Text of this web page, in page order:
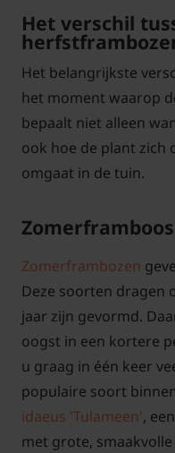
Het verschil
Het belangrijkste
het moment waarop
bepaalt niet alleen
ook hoe de plant zich
omgaat in de tuin.
Zomerframboos
Zomerframbozen
Deze soorten dragen
jaar zijn gevormd.
oogst in een kortere
u graag in één keer
populaire soort
idaeus 'Tulameen',
met grote,